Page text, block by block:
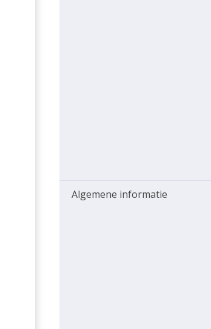
Algemene informatie